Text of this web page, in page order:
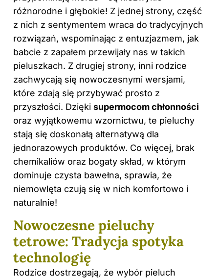
różnorodne i głębokie! Z jednej strony, część
z nich z sentymentem wraca do tradycyjnych
rozwiązań, wspominając z entuzjazmem, jak
babcie z zapałem przewijały nas w takich
pieluszkach. Z drugiej strony, inni rodzice
zachwycają się nowoczesnymi wersjami,
które zdają się przybywać prosto z
przyszłości. Dzięki supermocom chłonności
oraz wyjątkowemu wzornictwu, te pieluchy
stają się doskonałą alternatywą dla
jednorazowych produktów. Co więcej, brak
chemikaliów oraz bogaty skład, w którym
dominuje czysta bawełna, sprawia, że
niemowlęta czują się w nich komfortowo i
naturalnie!
Nowoczesne pieluchy
tetrowe: Tradycja spotyka
technologię
Rodzice dostrzegają, że wybór pieluch